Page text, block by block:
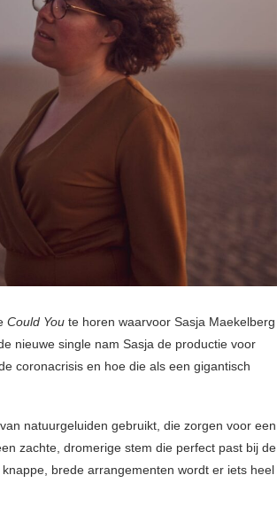
Could You te horen waarvoor Sasja Maekelberg
nieuwe single nam Sasja de productie voor
coronacrisis en hoe die als een gigantisch
natuurgeluiden gebruikt, die zorgen voor een
zachte, dromerige stem die perfect past bij de
brede arrangementen wordt er iets heel